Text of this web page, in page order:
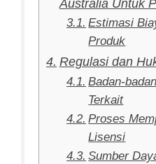
Australia Untuk
Estimasi
Produk
Regulasi dan
Badan-
Terkait
Proses
Lisensi
Sumber